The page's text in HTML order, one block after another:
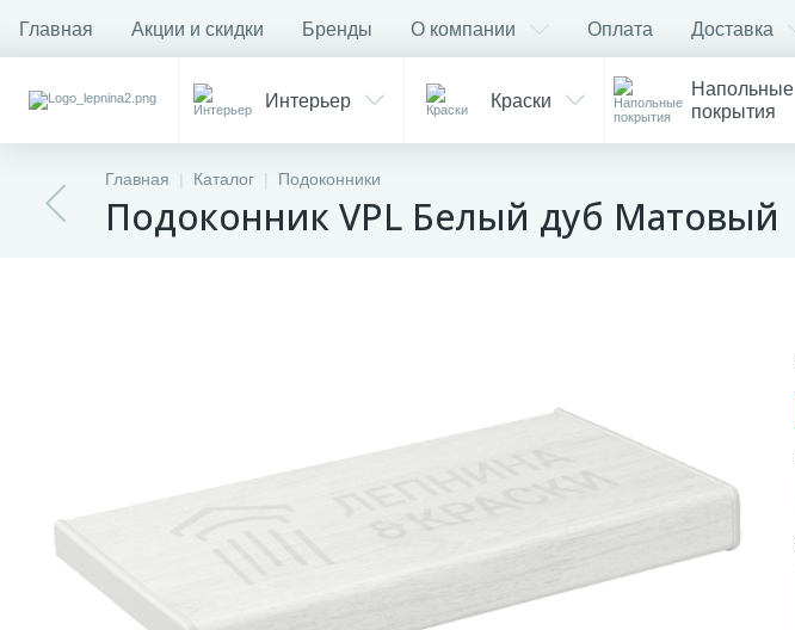
Главная Акции и скидки Бренды О компании Оплата Доставка
Интерьер Краски
Напольные
покрытия
Главная Каталог Подоконники
Подоконник VPL Белый дуб Матовый